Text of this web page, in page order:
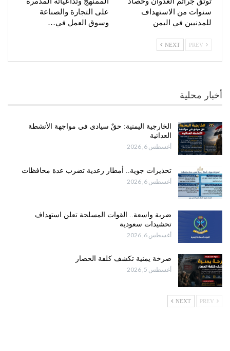
سنوات من الاستهداف
للمدنيين في اليمن
على التجارة والصناعة
وسوق العمل في…
NEXT
أخبار محلية
الخارجية اليمنية: حقٌ سيادي في مواجهة الأنشطة
العدائية
أغسطس 6, 2026
تحذيرات جوية.. أمطار رعدية تضرب عدة محافظات
أغسطس 6, 2026
ضربة واسعة.. القوات المسلحة تعلن استهداف
تحشيدات سعودية
أغسطس 6, 2026
صرخة يمنية تكشف كلفة الحصار
أغسطس 5, 2026
NEXT